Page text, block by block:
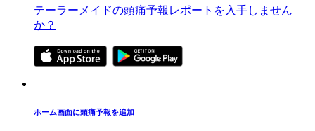
テーラーメイドの頭痛予報レポートを入手しません
か？
ホーム画面に頭痛予報を追加